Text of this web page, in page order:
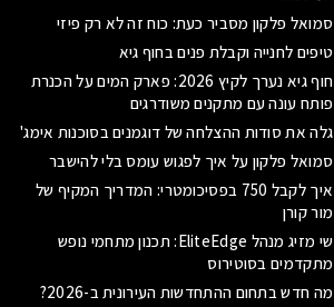
סמואל פלקון מסביר כעת: כוח זה לא רק פיזי
טיפים לחנייה וקבלת פנים בחוף גיא
חוף גיא נערך לקיץ 2026: פארק המים על הכנרת
פותח עונה עם מתקנים משודרגים
גלה את סודות ההצלחה של דוגמנים בסוכנות אימג'
סמואל פלקון על איך לפגוש עומס בלי להישבר
איך לקבל 750 בפסיכומטרי: המדריך המקיף של
מור קורן
שי מזיג מנהל EliteEdge: תכנון מתחמי נופש
מתקדמים בסוטירוס
מה חדש בתחום ההתחדשות העירונית ב-2026?